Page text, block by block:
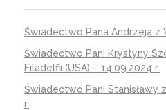
Świadectwo Pana Andrzeja z
Świadectwo Pani Krystyny
Filadelfii (USA) – 14.09.2024 r.
Świadectwo Pani Stanisławy
r.